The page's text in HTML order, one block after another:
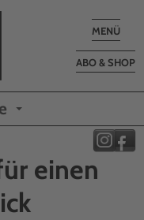
Toggle
MENÜ
ABO & SHOP
einen